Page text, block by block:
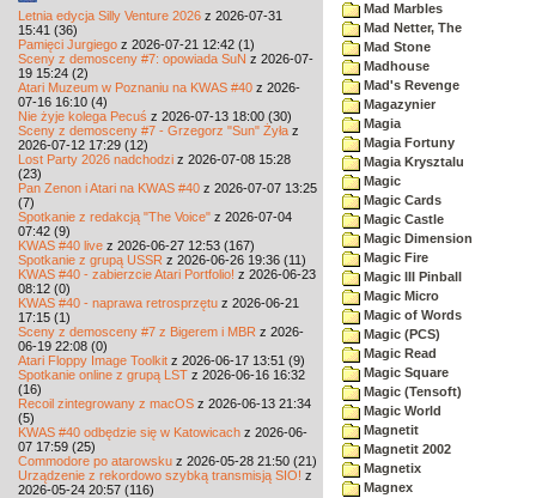
Letnia edycja Silly Venture 2026 z 2026-07-31
15:41 (36)
Pamięci Jurgiego z 2026-07-21 12:42 (1)
Sceny z demosceny #7: opowiada SuN z 2026-07-
19 15:24 (2)
Atari Muzeum w Poznaniu na KWAS #40 z 2026-
07-16 16:10 (4)
Nie żyje kolega Pecuś z 2026-07-13 18:00 (30)
Sceny z demosceny #7 - Grzegorz "Sun" Żyła z
2026-07-12 17:29 (12)
Lost Party 2026 nadchodzi z 2026-07-08 15:28
(23)
Pan Zenon i Atari na KWAS #40 z 2026-07-07 13:25
(7)
Spotkanie z redakcją "The Voice" z 2026-07-04
07:42 (9)
KWAS #40 live z 2026-06-27 12:53 (167)
Spotkanie z grupą USSR z 2026-06-26 19:36 (11)
KWAS #40 - zabierzcie Atari Portfolio! z 2026-06-23
08:12 (0)
KWAS #40 - naprawa retrosprzętu z 2026-06-21
17:15 (1)
Sceny z demosceny #7 z Bigerem i MBR z 2026-
06-19 22:08 (0)
Atari Floppy Image Toolkit z 2026-06-17 13:51 (9)
Spotkanie online z grupą LST z 2026-06-16 16:32
(16)
Recoil zintegrowany z macOS z 2026-06-13 21:34
(5)
KWAS #40 odbędzie się w Katowicach z 2026-06-
07 17:59 (25)
Commodore po atarowsku z 2026-05-28 21:50 (21)
Urządzenie z rekordowo szybką transmisją SIO! z
2026-05-24 20:57 (116)
Mad Marbles
Mad Netter, The
Mad Stone
Madhouse
Mad's Revenge
Magazynier
Magia
Magia Fortuny
Magia Krysztalu
Magic
Magic Cards
Magic Castle
Magic Dimension
Magic Fire
Magic III Pinball
Magic Micro
Magic of Words
Magic (PCS)
Magic Read
Magic Square
Magic (Tensoft)
Magic World
Magnetit
Magnetit 2002
Magnetix
Magnex